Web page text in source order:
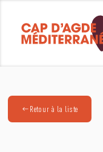
contenu
Retour à la liste